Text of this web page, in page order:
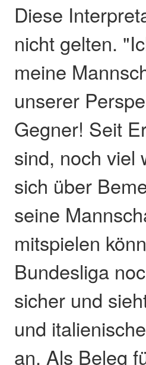
Diese
nicht gelten.
meine
unserer
Gegner! Seit
sind, noch viel
sich über
seine
mitspielen
Bundesliga
sicher und
und
an. Als Beleg